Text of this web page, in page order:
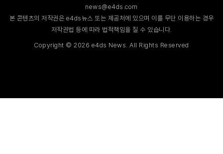
news@e4ds.com
본 콘텐츠의 저작권은 e4ds뉴스 또는 제공처에 있으며 이를 무단 이용하는 경우
저작권법 등에 따라 법적책임을 질 수 있습니다.
Copyright ©2026 e4ds News. All Rights Reserved